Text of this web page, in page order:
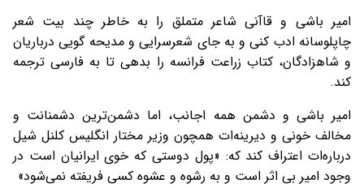
امير باشی و قاآنی شاعر متملق را به خاطر چند بيت شعر
چاپلوسانه ادب کنی و به جای شعرسرایی و مديحه‌ گویی درباريان
و شاهزادگان، کتاب زراعت فرانسه را بدهی تا به فارسی ترجمه
کند.
امير باشی و دشمن همه اجانب، اما دشمن‌ترين دشمنانت و
مخالف خونی و ديرينه‌ات همچون وزير مختار انگليس كلنل شيل
درباره‌ات اعتراف كند كه: «پول دوستی كه خوی ايرانيان است در
وجود امير بی اثر است و به رشوه و عشوه كسی فريفته نمی‌شود»